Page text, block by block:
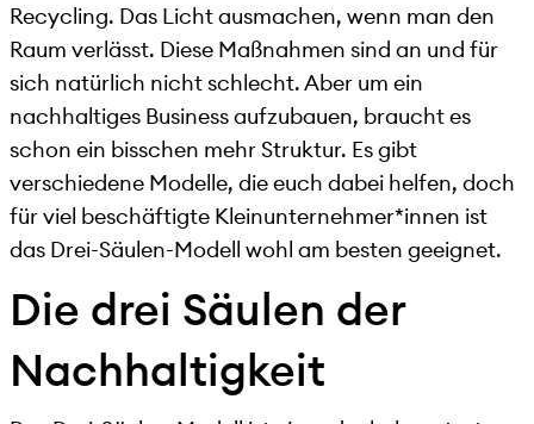
Recycling. Das Licht ausmachen, wenn man den
Raum verlässt. Diese Maßnahmen sind an und für
sich natürlich nicht schlecht. Aber um ein
nachhaltiges Business aufzubauen, braucht es
schon ein bisschen mehr Struktur. Es gibt
verschiedene Modelle, die euch dabei helfen, doch
für viel beschäftigte Kleinunternehmer*innen ist
das Drei-Säulen-Modell wohl am besten geeignet.
Die drei Säulen der
Nachhaltigkeit